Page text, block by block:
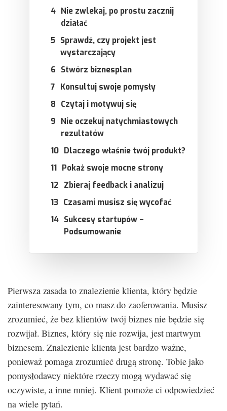
Nie zwlekaj, po prostu zacznij
działać
Sprawdź, czy projekt jest
wystarczający
Stwórz biznesplan
Konsultuj swoje pomysły
Czytaj i motywuj się
Nie oczekuj natychmiastowych
rezultatów
Dlaczego właśnie twój produkt?
Pokaż swoje mocne strony
Zbieraj feedback i analizuj
Czasami musisz się wycofać
Sukcesy startupów –
Podsumowanie
Pierwsza zasada to znalezienie klienta, który będzie
zainteresowany tym, co masz do zaoferowania. Musisz
zrozumieć, że bez klientów twój biznes nie będzie się
rozwijał. Biznes, który się nie rozwija, jest martwym
biznesem. Znalezienie klienta jest bardzo ważne,
ponieważ pomaga zrozumieć drugą stronę. Tobie jako
pomysłodawcy niektóre rzeczy mogą wydawać się
oczywiste, a inne mniej. Klient pomoże ci odpowiedzieć
na wiele pytań.